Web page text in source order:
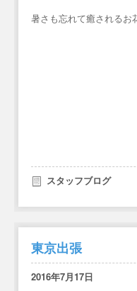
暑さも忘れて癒されるお
スタッフブログ
東京出張
2016年7月17日